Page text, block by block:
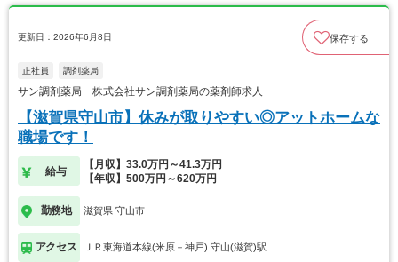
更新日：2026年6月8日 保存する
正社員 調剤薬局
サン調剤薬局 株式会社サン調剤薬局の薬剤師求人
【滋賀県守山市】休みが取りやすい◎アットホームな
職場です！
給与
【月収】33.0万円～41.3万円
【年収】500万円～620万円
勤務地 滋賀県 守山市
アクセス ＪＲ東海道本線(米原－神戸) 守山(滋賀)駅